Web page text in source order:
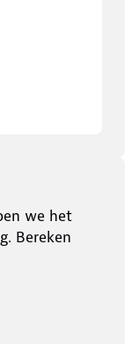
we het
Bereken